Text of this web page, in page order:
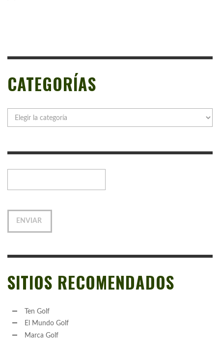
CATEGORÍAS
SITIOS RECOMENDADOS
Ten Golf
El Mundo Golf
Marca Golf